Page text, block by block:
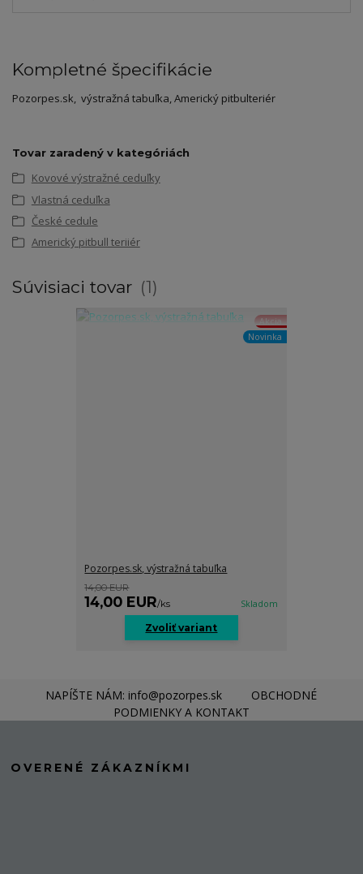
Kompletné špecifikácie
Pozorpes.sk, výstražná tabuľka, Americký pitbulteriér
Tovar zaradený v kategóriách
Kovové výstražné ceduľky
Vlastná ceduľka
České cedule
Americký pitbull teriiér
Súvisiaci tovar 1
Akcia
Novinka
Pozorpes.sk, výstražná tabuľka
14,00 EUR
14,00 EUR/ks Skladom
Zvoliť variant
NAPÍŠTE NÁM: info@pozorpes.sk
OBCHODNÉ
PODMIENKY A KONTAKT
OVERENÉ ZÁKAZNÍKMI